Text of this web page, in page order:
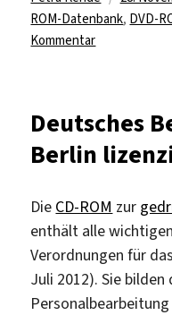
am
ROM-Datenbank, DVD-
Kommentarzu
am
Montag,
den
Dezember
2012
außer
Betrieb
Deutsches
Berlin
Die CD-ROM zur
enthält alle
Verordnungen für
Juli 2012). Sie